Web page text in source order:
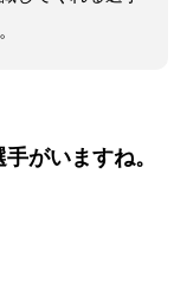
がいますね。